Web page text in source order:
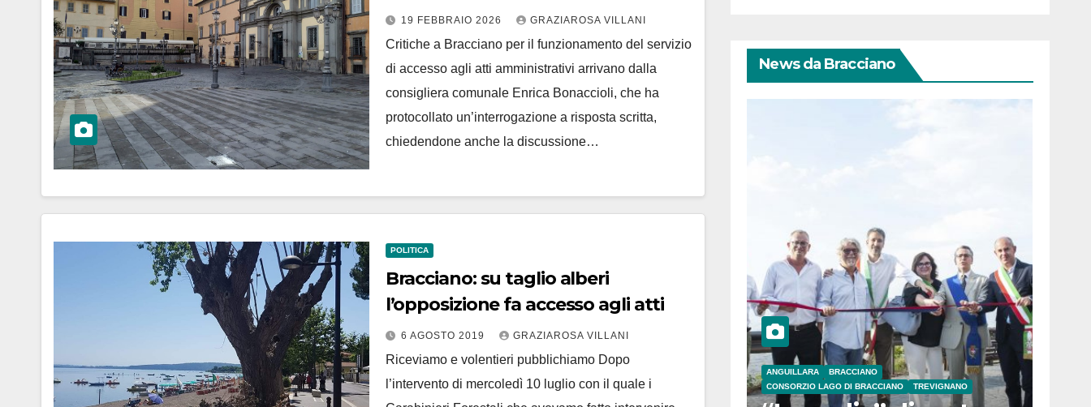
19 FEBBRAIO 2026 GRAZIAROSA VILLANI
Critiche a Bracciano per il funzionamento del servizio
di accesso agli atti amministrativi arrivano dalla
consigliera comunale Enrica Bonaccioli, che ha
protocollato un’interrogazione a risposta scritta,
chiedendone anche la discussione…
POLITICA
Bracciano: su taglio alberi
l’opposizione fa accesso agli atti
6 AGOSTO 2019 GRAZIAROSA VILLANI
Riceviamo e volentieri pubblichiamo Dopo
l’intervento di mercoledì 10 luglio con il quale i
News da Bracciano
ANGUILLARA
BRACCIANO
CONSORZIO LAGO DI BRACCIANO
TREVIGNANO